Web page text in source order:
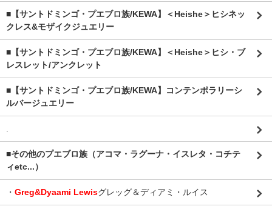
■【サントドミンゴ・プエブロ族/KEWA】＜Heishe＞ヒシネッ
クレス&モザイクジュエリー
■【サントドミンゴ・プエブロ族/KEWA】＜Heishe＞ヒシ・ブ
レスレット/アンクレット
■【サントドミンゴ・プエブロ族/KEWA】コンテンポラリーシ
ルバージュエリー
.
■その他のプエブロ族（アコマ・ラグーナ・イスレタ・コチテ
ィetc...）
・ Greg&Dyaami Lewisグレッグ＆ディアミ・ルイス